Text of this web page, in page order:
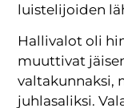
luistelijoiden
Hallivalot oli
muuttivat
valtakunnaksi,
juhlasaliksi.